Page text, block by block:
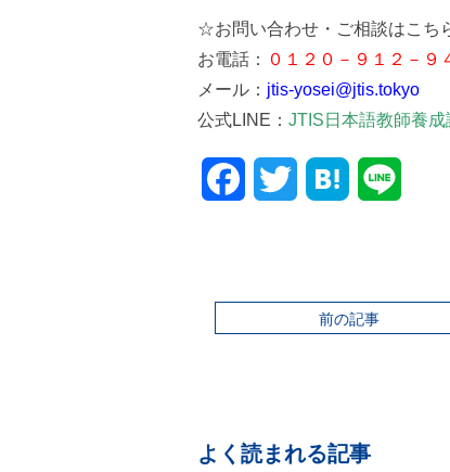
☆お問い合わせ・ご相談はこち
お電話： ０１２０－９１２－９
メール： jtis-yosei@jtis.tokyo
公式LINE： JTIS日本語教師養成
FacebookTwitter
前の記事
よく読まれる記事